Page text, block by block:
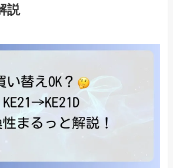
説